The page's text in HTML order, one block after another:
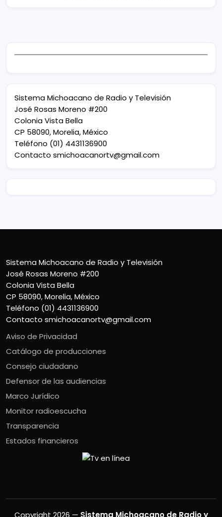
Sistema Michoacano de Radio y Televisión
José Rosas Moreno #200
Colonia Vista Bella
CP 58090, Morelia, México
Teléfono (01) 4431136900
Contacto smichoacanortv@gmail.com
Sistema Michoacano de Radio y Televisión
José Rosas Moreno #200
Colonia Vista Bella
CP 58090, Morelia, México
Teléfono (01) 4431136900
Contacto smichoacanortv@gmail.com
Aviso de Privacidad
Catálogo de producciones
Consejo ciudadano
Defensor de las audiencias
Marco Jurídico
Monitor radioescucha
Transparencia
Estados financieros
Copyright 2026 — Sistema Michoacano de Radio y